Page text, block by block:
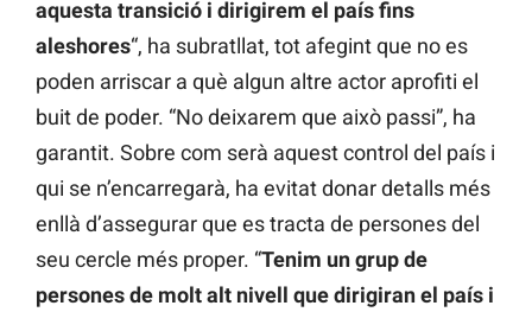
aquesta transició i dirigirem el país fins
aleshores“, ha subratllat, tot afegint que no es
poden arriscar a què algun altre actor aprofiti el
buit de poder. “No deixarem que això passi”, ha
garantit. Sobre com serà aquest control del país i
qui se n’encarregarà, ha evitat donar detalls més
enllà d’assegurar que es tracta de persones del
seu cercle més proper. “Tenim un grup de
persones de molt alt nivell que dirigiran el país i